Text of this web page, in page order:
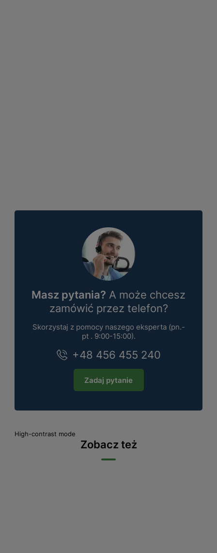
Masz pytania? A może chcesz
zamówić przez telefon?
Skorzystaj z pomocy naszego eksperta (pn.-
pt . 9:00-15:00).
+48 456 455 240
Zadaj pytanie
High-contrast mode
Zobacz też